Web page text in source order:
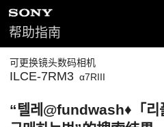
帮助指南
可更换镜头数码相机
ILCE-7RM3 α7RIII
“텔레@fundwash♦「리